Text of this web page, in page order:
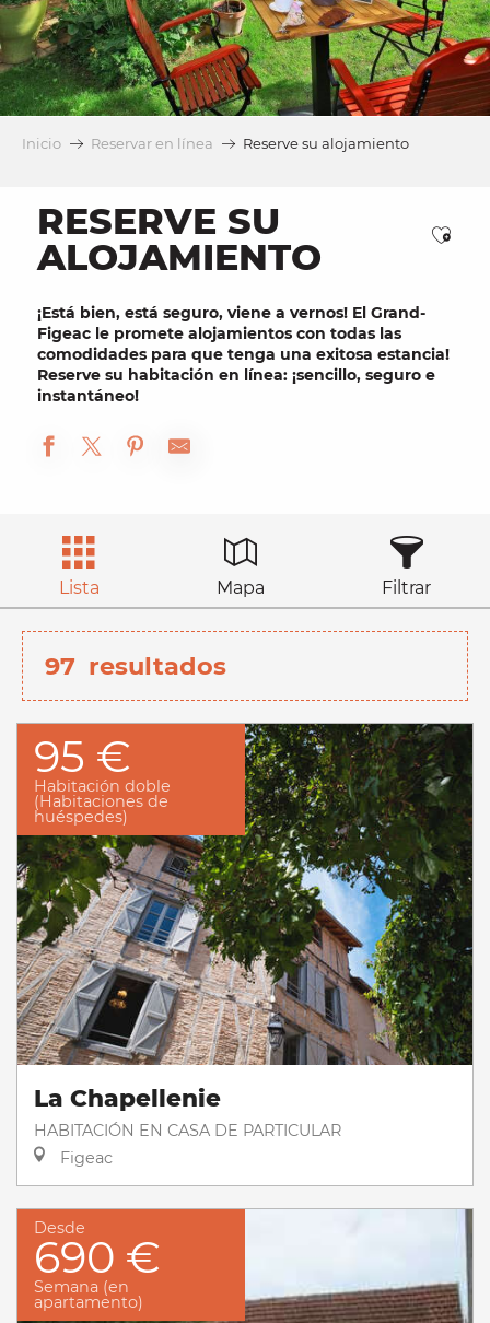
Inicio Reservar en línea Reserve su alojamiento
RESERVE SU
ALOJAMIENTO
¡Está bien, está seguro, viene a vernos! El Grand-
Figeac le promete alojamientos con todas las
comodidades para que tenga una exitosa estancia!
Reserve su habitación en línea: ¡sencillo, seguro e
instantáneo!
Lista Mapa Filtrar
97 resultados
95 €
Habitación doble
(Habitaciones de
huéspedes)
La Chapellenie
HABITACIÓN EN CASA DE PARTICULAR
Figeac
Desde
690 €
Semana (en
apartamento)